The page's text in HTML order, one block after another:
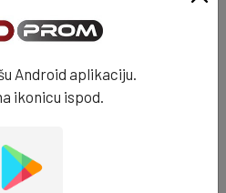
Android aplikaciju.
ikonicu ispod.